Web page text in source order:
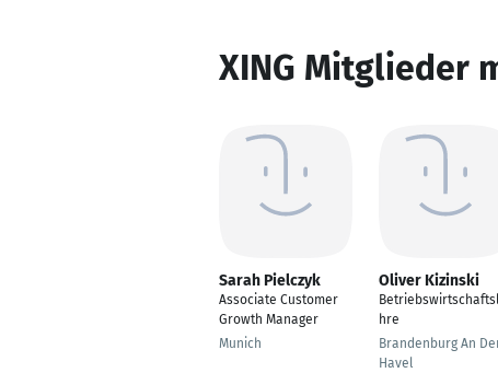
XING Mitglieder
Sarah Pielczyk
Associate Customer
Growth Manager
Munich
Oliver Kizinski
hre
Brandenburg An
Havel